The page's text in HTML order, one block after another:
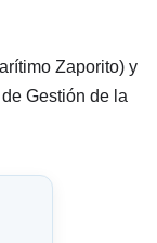
Zaporito) y
Gestión de la